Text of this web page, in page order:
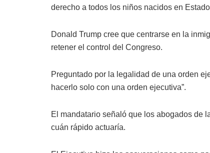
derecho a todos los niños nacidos en
Donald Trump cree que centrarse en la
retener el control del Congreso.
Preguntado por la legalidad de una orden
hacerlo solo con una orden ejecutiva”.
El mandatario señaló que los abogados de
cuán rápido actuaría.